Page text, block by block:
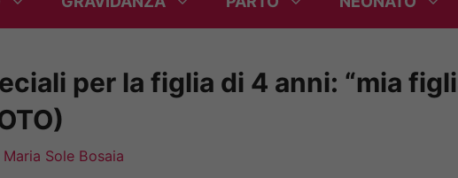
per la figlia di 4 anni: “mia
Maria Sole Bosaia